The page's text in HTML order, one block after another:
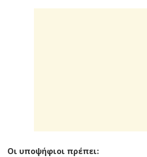
Οι υποψήφιοι πρέπει: